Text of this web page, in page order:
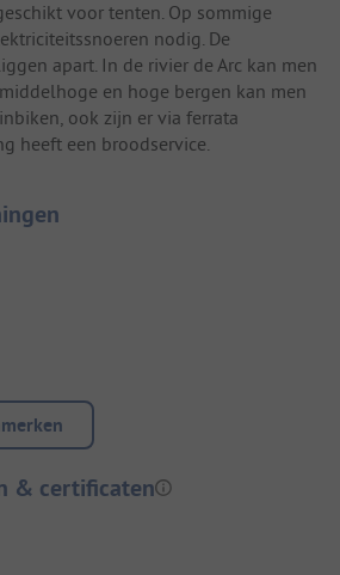
voor tenten. Op sommige
nodig. De
apart. In de rivier de Arc kan men
en hoge bergen kan men
ook zijn er via ferrata
heeft een broodservice.
& certificaten